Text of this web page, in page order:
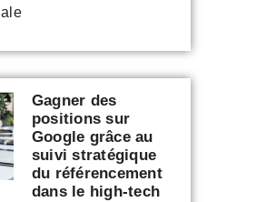
Gagner des
positions sur
Google grâce au
suivi stratégique
du référencement
dans le high-tech